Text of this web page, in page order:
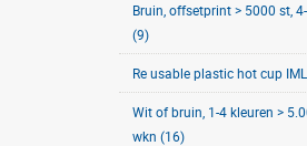
Bruin, offsetprint > 5000 st,
(9)
Re usable plastic hot cup
Wit of bruin, 1-4 kleuren >
wkn (16)